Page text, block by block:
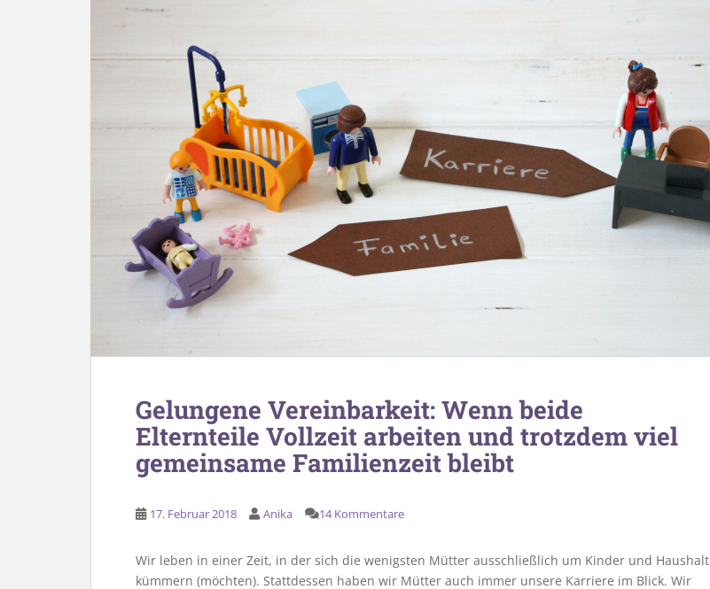
Gelungene Vereinbarkeit: Wenn beide
Elternteile Vollzeit arbeiten und trotzdem viel
gemeinsame Familienzeit bleibt
17. Februar 2018 Anika 14 Kommentare
Wir leben in einer Zeit, in der sich die wenigsten Mütter ausschließlich um Kinder und Haushalt
kümmern (möchten). Stattdessen haben wir Mütter auch immer unsere Karriere im Blick. Wir